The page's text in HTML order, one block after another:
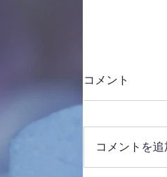
コメント
コメントを